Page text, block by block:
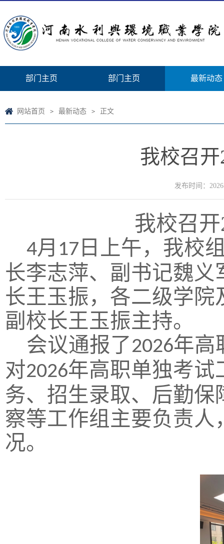
部门主页 部门主页 最新动态
网站首页 > 最新动态 > 正文
我校召
发布时间：
我校召开
4月 17 日上午，我校
长李志萍、副书记魏
长王玉振，各二级学
副校长王玉振主持。
会议通报了2026年高
对2026年高职单独考试
务、招生录取、后勤
察等工作组主要负责
况。